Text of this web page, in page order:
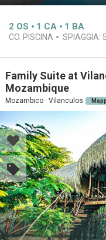
2 OS 1 CA 1 BA
CO. PISCINA SPIAGGIA:
Family Suite at
Mozambique
Mozambico · Vilanculos